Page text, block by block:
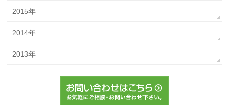
2015年
2014年
2013年